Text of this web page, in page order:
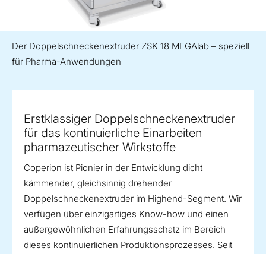
Der Doppelschneckenextruder ZSK 18 MEGAlab – speziell
für Pharma-Anwendungen
Erstklassiger Doppelschneckenextruder
für das kontinuierliche Einarbeiten
pharmazeutischer Wirkstoffe
Coperion ist Pionier in der Entwicklung dicht
kämmender, gleichsinnig drehender
Doppelschneckenextruder im Highend-Segment. Wir
verfügen über einzigartiges Know-how und einen
außergewöhnlichen Erfahrungsschatz im Bereich
dieses kontinuierlichen Produktionsprozesses. Seit